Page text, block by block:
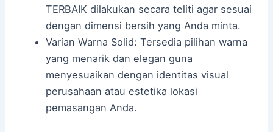
TERBAIK dilakukan secara teliti agar sesuai
dengan dimensi bersih yang Anda minta.
Varian Warna Solid: Tersedia pilihan warna
yang menarik dan elegan guna
menyesuaikan dengan identitas visual
perusahaan atau estetika lokasi
pemasangan Anda.